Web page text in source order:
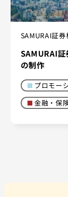
SAMURAI証
SAMURAI
の制作
プロモー
金融・保